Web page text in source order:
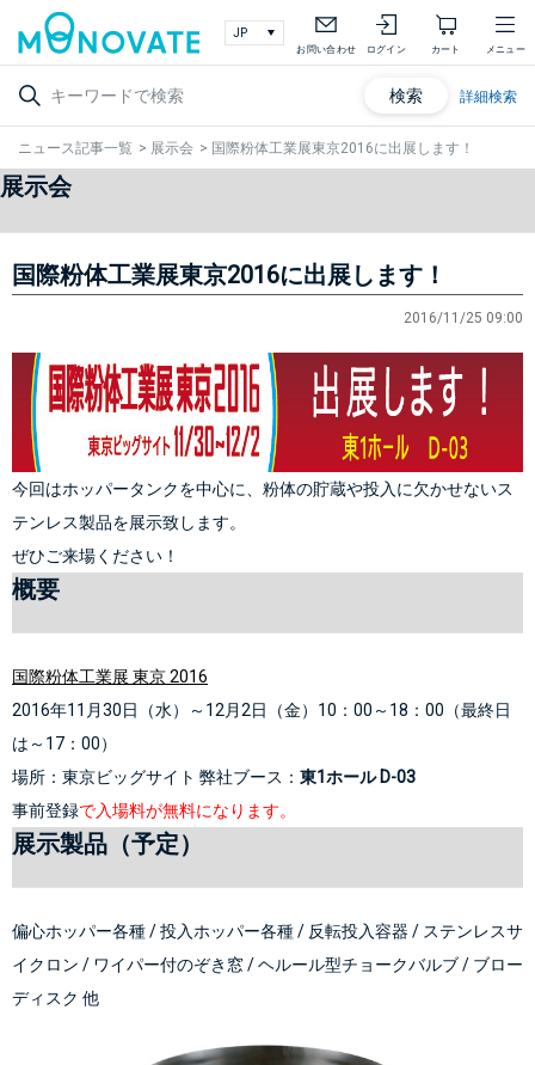
お問い合わせ ログイン カート メニュー
検索 詳細検索
ニュース記事一覧 > 展示会 > 国際粉体工業展東京2016に出展します！
展示会
国際粉体工業展東京2016に出展します！
2016/11/25 09:00
今回はホッパータンクを中心に、粉体の貯蔵や投入に欠かせないス
テンレス製品を展示致します。
ぜひご来場ください！
概要
国際粉体工業展 東京 2016
2016年11月30日（水）～12月2日（金）10：00～18：00（最終日
は～17：00）
場所：東京ビッグサイト 弊社ブース： 東1ホール D-03
事前登録で入場料が無料になります。
展示製品（予定）
偏心ホッパー各種 / 投入ホッパー各種 / 反転投入容器 / ステンレスサ
イクロン / ワイパー付のぞき窓/ ヘルール型チョークバルブ/ ブロー
ディスク 他